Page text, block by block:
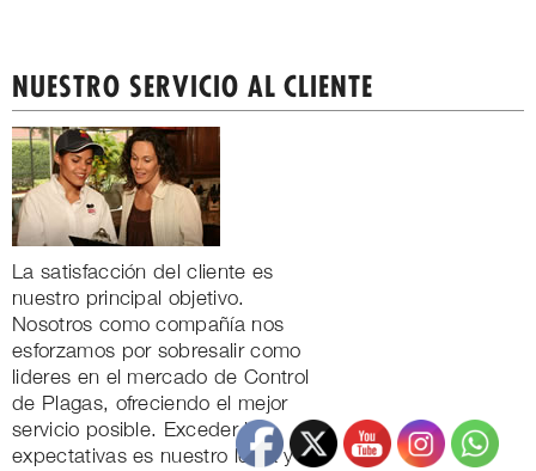
NUESTRO SERVICIO AL CLIENTE
La satisfacción del cliente es
nuestro principal objetivo.
Nosotros como compañía nos
esforzamos por sobresalir como
lideres en el mercado de Control
de Plagas, ofreciendo el mejor
servicio posible. Exceder las
expectativas es nuestro lema y